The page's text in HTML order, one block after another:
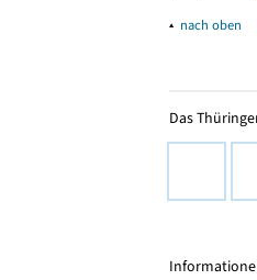
▴ nach oben
Das